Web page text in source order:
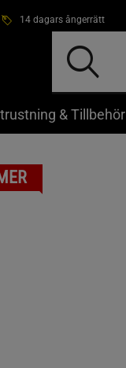
14 dagars ångerrätt
& Tillbehör